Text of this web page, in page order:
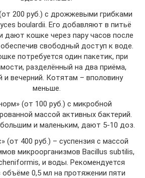
200 руб.) с дрожжевыми грибками
boulardii. Его добавляют в питьё
дают кошке через пару часов после
свободный доступ к воде.
потребуется один пакетик, при
разделённый на два приёма,
и вечерний. Котятам – вполовину
меньше.
(от 100 руб.) с микробной
массой активных бактерий.
и маленьким, дают 5-10 доз.
(от 400 руб.) – суспензия с массой
микроорганизмов Bacillus subtilis,
и воды. Рекомендуется
0,5 мл на протяжении пяти